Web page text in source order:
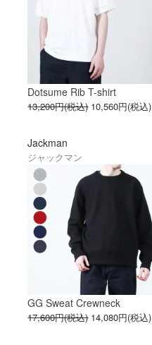
Dotsume Rib T-shirt
13,200円(税込) 10,560円(税込)
Jackman
ジャックマン
GG Sweat Crewneck
17,600円(税込) 14,080円(税込)